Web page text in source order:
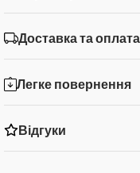
Доставка та оплата
Легке повернення
Відгуки